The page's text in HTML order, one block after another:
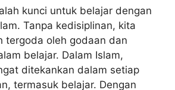
kunci untuk belajar dengan
Tanpa kedisiplinan, kita
tergoda oleh godaan dan
belajar. Dalam Islam,
ditekankan dalam setiap
termasuk belajar. Dengan